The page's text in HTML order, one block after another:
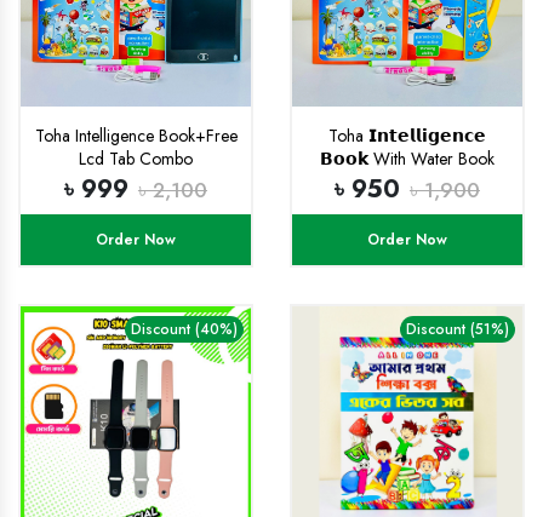
Toha Intelligence Book+Free
Lcd Tab Combo
৳ 999 ৳ 2,100
Order Now
Toha 𝗜𝗻𝘁𝗲𝗹𝗹𝗶𝗴𝗲𝗻𝗰𝗲
𝗕𝗼𝗼𝗸 With Water Book
(𝗥𝗲𝗰𝗵𝗮𝗿𝗴𝗲𝗮𝗯𝗹𝗲)
৳ 950 ৳ 1,900
Order Now
Discount (40%) Discount (51%)